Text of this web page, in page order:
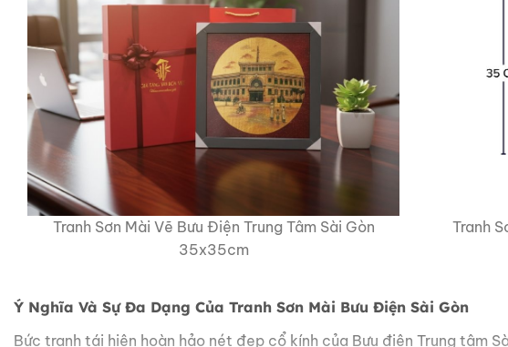
Tranh Sơn Mài Vẽ Bưu Điện Trung Tâm Sài Gòn
35x35cm
Tranh
Ý Nghĩa Và Sự Đa Dạng Của Tranh Sơn Mài Bưu Điện Sài Gòn
Bức tranh tái hiện hoàn hảo nét đẹp cổ kính của Bưu điện Trung tâm